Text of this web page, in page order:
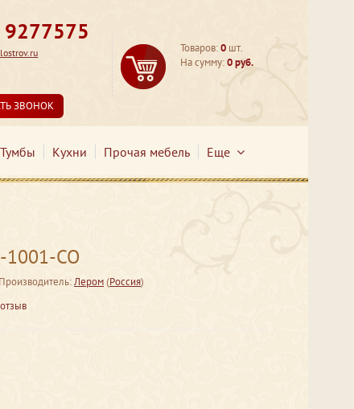
ЗВОНОК
Товаров:0 шт.
На сумму:0 руб.
Тумбы Кухни Прочая мебель Еще
1001-СО
Производитель:Лером(Россия)